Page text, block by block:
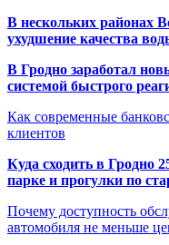
В нескольких районах
ухудшение качества
В Гродно заработал
системой быстрого
Как современные
клиентов
Куда сходить в Гродно
парке и прогулки по
Почему доступность
автомобиля не меньше